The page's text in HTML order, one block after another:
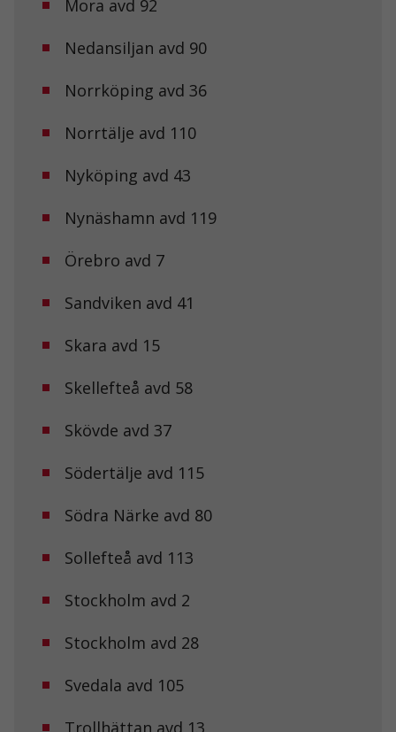
Mora avd 92
Nedansiljan avd 90
Norrköping avd 36
Norrtälje avd 110
Nyköping avd 43
Nynäshamn avd 119
Örebro avd 7
Sandviken avd 41
Skara avd 15
Skellefteå avd 58
Skövde avd 37
Södertälje avd 115
Södra Närke avd 80
Sollefteå avd 113
Stockholm avd 2
Stockholm avd 28
Svedala avd 105
Trollhättan avd 13